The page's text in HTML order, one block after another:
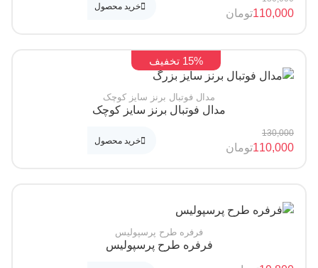
تومان
خرید محصول
مدال فوتبال برنز سایز کوچک
مدال فوتبال برنز سایز کوچک
تومان
خرید محصول
فرفره طرح پرسپولیس
فرفره طرح پرسپولیس